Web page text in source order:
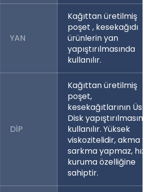
YAN
Kağıttan üretilmiş
poşet , kesekağıdı
ürünlerin yan
yapıştırılmasında
kullanılır.
DİP
Kağıttan üretilmiş
poşet,
kesekağıtlarının Üst
Disk
kullanılır. Yüksek
viskozitelidir, akma
sarkma yapmaz, hızlı
kuruma özelliğine
sahiptir.